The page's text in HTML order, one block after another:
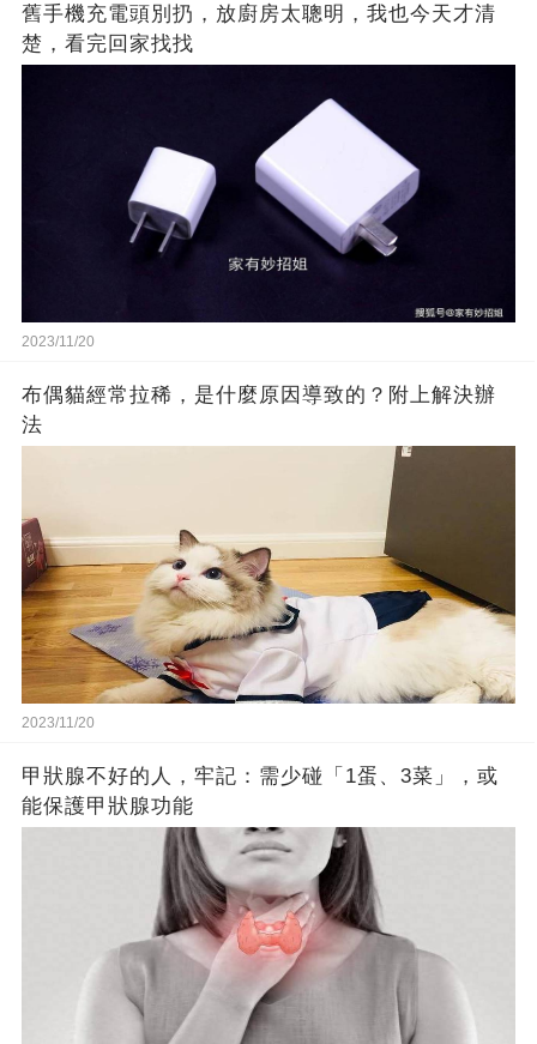
舊手機充電頭別扔，放廚房太聰明，我也今天才清
楚，看完回家找找
2023/11/20
布偶貓經常拉稀，是什麼原因導致的？附上解決辦
法
2023/11/20
甲狀腺不好的人，牢記：需少碰「1蛋、3菜」，或
能保護甲狀腺功能